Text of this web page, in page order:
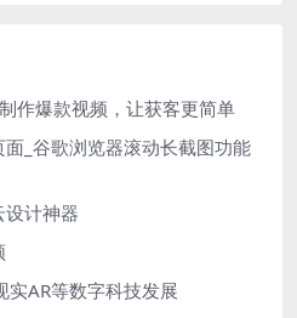
作爆款视频，让获客更简单
_谷歌浏览器滚动长截图功能
计神器
实AR等数字科技发展